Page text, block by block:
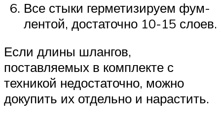
Все стыки герметизируем фум-
лентой, достаточно 10-15 слоев.
Если длины шлангов,
поставляемых в комплекте с
техникой недостаточно, можно
докупить их отдельно и нарастить.